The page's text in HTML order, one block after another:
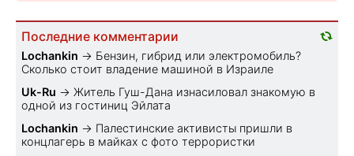
Последние комментарии
Lochankin → Бензин, гибрид или электромобиль?
Cколько стоит владение машиной в Израиле
Uk-Ru → Житель Гуш-Дана изнасиловал знакомую в
одной из гостиниц Эйлата
Lochankin → Палестинские активисты пришли в
концлагерь в майках с фото террористки